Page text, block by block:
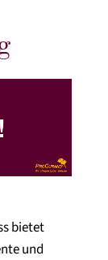
bietet
und